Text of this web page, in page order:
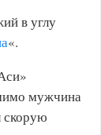
в углу
«.
мужчина
скорую